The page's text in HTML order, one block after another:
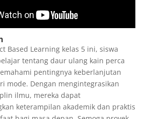
Based Learning kelas 5 ini, siswa
tentang daur ulang kain perca
pentingnya keberlanjutan
mode. Dengan mengintegrasikan
ilmu, mereka dapat
keterampilan akademik dan praktis